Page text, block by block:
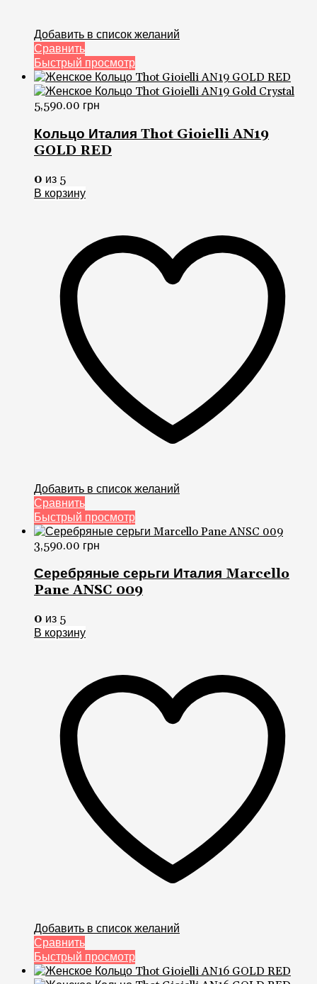
Добавить в список желаний
Сравнить
Быстрый просмотр
5,590.00 грн
Кольцо Италия Thot Gioielli AN19
GOLD RED
0 из 5
В корзину
Добавить в список желаний
Сравнить
Быстрый просмотр
3,590.00 грн
Серебряные серьги Италия Marcello
Pane ANSC 009
0 из 5
В корзину
Добавить в список желаний
Сравнить
Быстрый просмотр